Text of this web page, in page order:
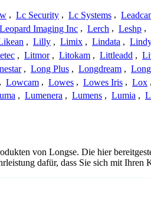
, Lc Security , Lc Systems ,
Leopard Imaging Inc , Lerch , Leshp ,
, Lilly , Limix , Lindata ,
, Litmor , Litokam , Littleadd ,
, Long Plus , Longdream ,
, Lowcam , Lowes , Lowes Iris , Lox ,
, Lumenera , Lumens , Lumia ,
von Longse. Die hier
dafür, dass Sie sich mit Ihren